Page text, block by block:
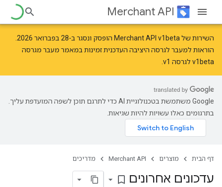
Merchant API
הוראות למעבר לגרסה היציבה העדכנית זמינות במאמר מעבר מגרסה
v1beta לגרסה v1
‫Google משתמשת בטכנולוגיית AI כדי לתרגם תוכן לשפה המועדפת עליך.
בתרגומים כאלו עשויות להיות שגיאות.
דף הבית מוצרים Merchant API מדריכים
עדכונים אחרונים bookmark_border